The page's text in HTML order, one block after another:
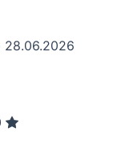
28.06.2026